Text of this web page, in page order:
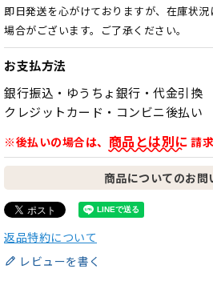
即日発送を心がけておりますが、在庫状
場合がございます。ご了承ください。
お支払方法
銀行振込・ゆうちょ銀行・代金引換
クレジットカード・コンビニ後払い
※後払いの場合は、 商品とは別に 請
商品についてのお問
返品特約について
レビューを書く